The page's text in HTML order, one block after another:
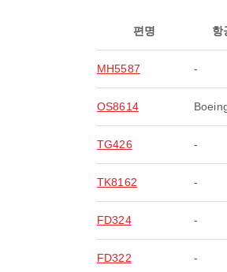
편명 항
MH5587 -
OS8614
TG426 -
TK8162 -
FD324 -
FD322 -